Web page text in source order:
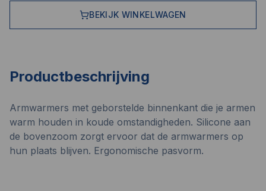
BEKIJK WINKELWAGEN
Productbeschrijving
Armwarmers met geborstelde binnenkant die je armen
warm houden in koude omstandigheden. Silicone aan
de bovenzoom zorgt ervoor dat de armwarmers op
hun plaats blijven. Ergonomische pasvorm.